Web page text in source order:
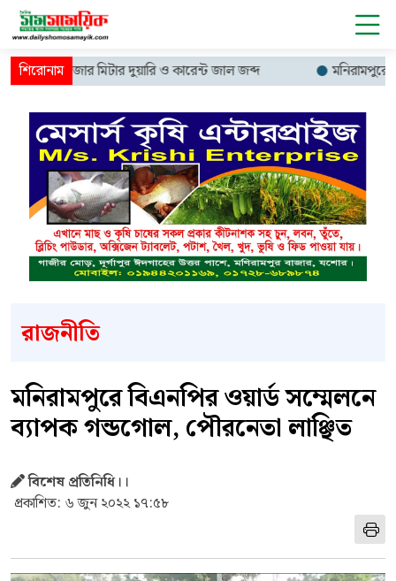
১৩ হাজার মিটার দুয়ারি ও কারেন্ট জাল জব্দ মনিরামপুরে
রাজনীতি
মনিরামপুরে বিএনপির ওয়ার্ড সম্মেলনে
ব্যাপক গন্ডগোল, পৌরনেতা লাঞ্ছিত
বিশেষ প্রতিনিধি।।
প্রকাশিত: ৬ জুন ২০২২ ১৭:৫৮